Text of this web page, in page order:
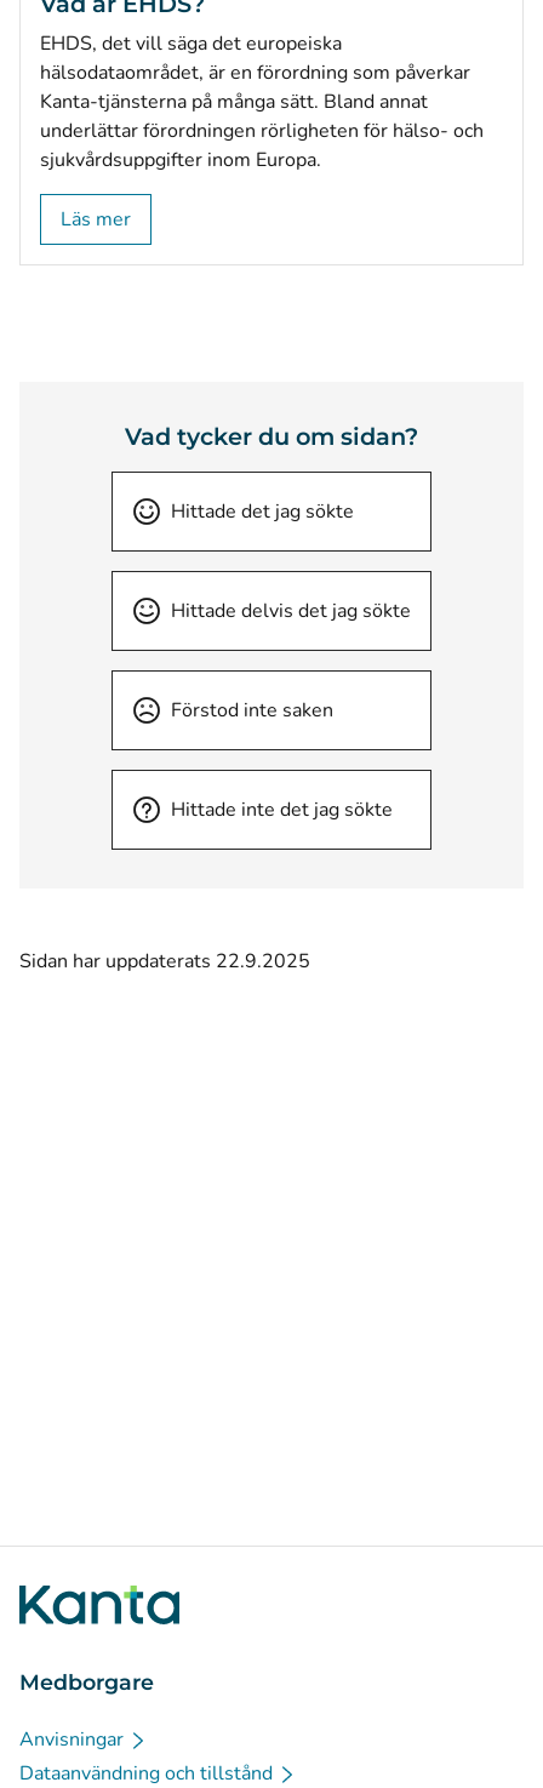
EHDS, det vill säga det europeiska
hälsodataområdet, är en förordning som påverkar
Kanta-tjänsterna på många sätt. Bland annat
underlättar förordningen rörligheten för hälso- och
sjukvårdsuppgifter inom Europa.
Läs mer
Vad tycker du om sidan?
Hittade det jag sökte
Hittade delvis det jag sökte
Förstod inte saken
Hittade inte det jag sökte
Sidan har uppdaterats 22.9.2025
Medborgare
Anvisningar
Dataanvändning och tillstånd